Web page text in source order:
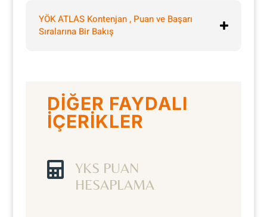
YÖK ATLAS Kontenjan , Puan ve Başarı
Sıralarına Bir Bakış
DİĞER FAYDALI
İÇERİKLER

YKS PUAN
HESAPLAMA